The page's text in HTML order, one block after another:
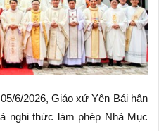
6/2026, Giáo xứ Yên Bái hân
nghi thức làm phép Nhà Mục